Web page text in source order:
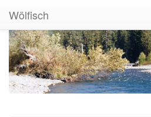
Wölfisch